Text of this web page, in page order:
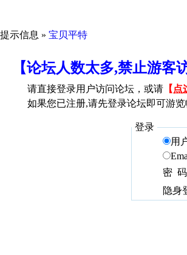
提示信息 » 宝贝平特
【论坛人数太多,禁止游
请直接登录用户访问论坛，或请 【 点
如果您已注册,请先登录论坛即可游览
登录
用
密 码
隐身